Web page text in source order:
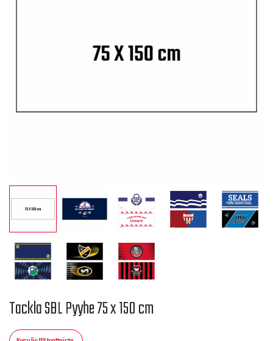
Tackla SBL Pyyhe 75 x 150 cm